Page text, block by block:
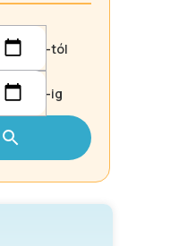
-tól
-ig